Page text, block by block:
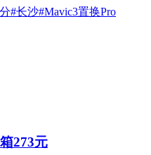
273元